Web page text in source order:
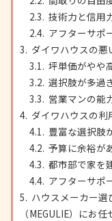
技術力と信用
アフターサポ
ダイワハウスの悪
坪単価がやや
選択肢が多過
営業マンの能
ダイワハウスの
豊富な選択肢
予算に余裕が
都市部で家を
アフターサポ
ハウスメーカー
（MEGULIE）にお任